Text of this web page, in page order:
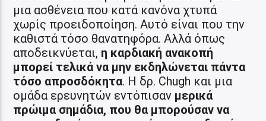
μια ασθένεια που κατά κανόνα χτυπά
χωρίς προειδοποίηση. Αυτό είναι που την
καθιστά τόσο θανατηφόρα. Αλλά όπως
αποδεικνύεται, η καρδιακή ανακοπή
μπορεί τελικά να μην εκδηλώνεται πάντα
τόσο απροσδόκητα. Η δρ. Chugh και μια
ομάδα ερευνητών εντόπισαν μερικά
πρώιμα σημάδια, που θα μπορούσαν να